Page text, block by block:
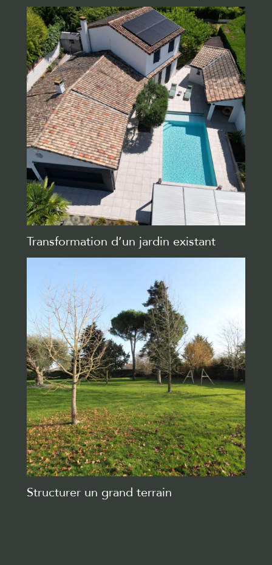
Transformation d’un jardin existant
Structurer un grand terrain